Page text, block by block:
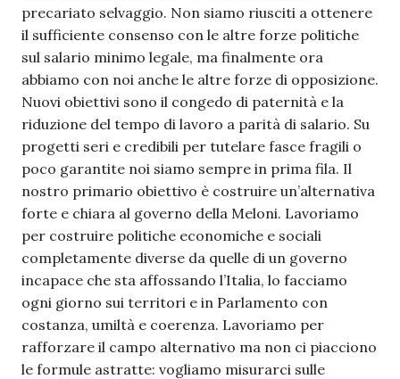
precariato selvaggio. Non siamo riusciti a ottenere
il sufficiente consenso con le altre forze politiche
sul salario minimo legale, ma finalmente ora
abbiamo con noi anche le altre forze di opposizione.
Nuovi obiettivi sono il congedo di paternità e la
riduzione del tempo di lavoro a parità di salario. Su
progetti seri e credibili per tutelare fasce fragili o
poco garantite noi siamo sempre in prima fila. Il
nostro primario obiettivo è costruire un’alternativa
forte e chiara al governo della Meloni. Lavoriamo
per costruire politiche economiche e sociali
completamente diverse da quelle di un governo
incapace che sta affossando l’Italia, lo facciamo
ogni giorno sui territori e in Parlamento con
costanza, umiltà e coerenza. Lavoriamo per
rafforzare il campo alternativo ma non ci piacciono
le formule astratte: vogliamo misurarci sulle